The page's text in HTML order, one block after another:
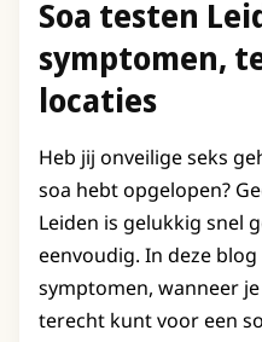
Soa testen
symptomen,
locaties
Heb jij onveilige seks
soa hebt opgelopen?
Leiden is gelukkig snel
eenvoudig. In deze blog
symptomen, wanneer
terecht kunt voor een